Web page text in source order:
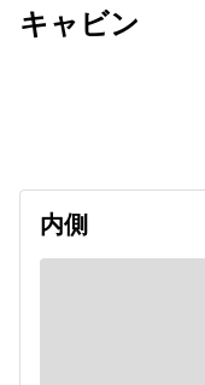
キャビン
内側